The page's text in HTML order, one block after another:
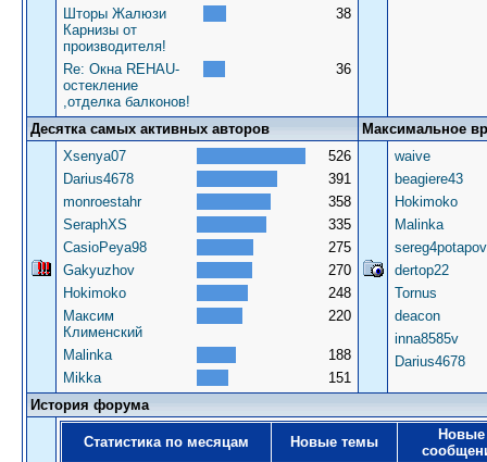
Шторы Жалюзи
Карнизы от
производителя!
38
Re: Окна REHAU-
остекление
,отделка балконов!
36
Десятка самых активных авторов
Максимальное
Xsenya07
526
Darius4678
391
monroestahr
358
SeraphXS
335
CasioPeya98
275
Gakyuzhov
270
Hokimoko
248
Максим
Клименский
220
Malinka
188
Mikka
151
waive
beagiere43
Hokimoko
Malinka
sereg4potapov
dertop22
Tornus
deacon
inna8585v
Darius4678
История форума
Статистика по месяцам Новые темы
Новые